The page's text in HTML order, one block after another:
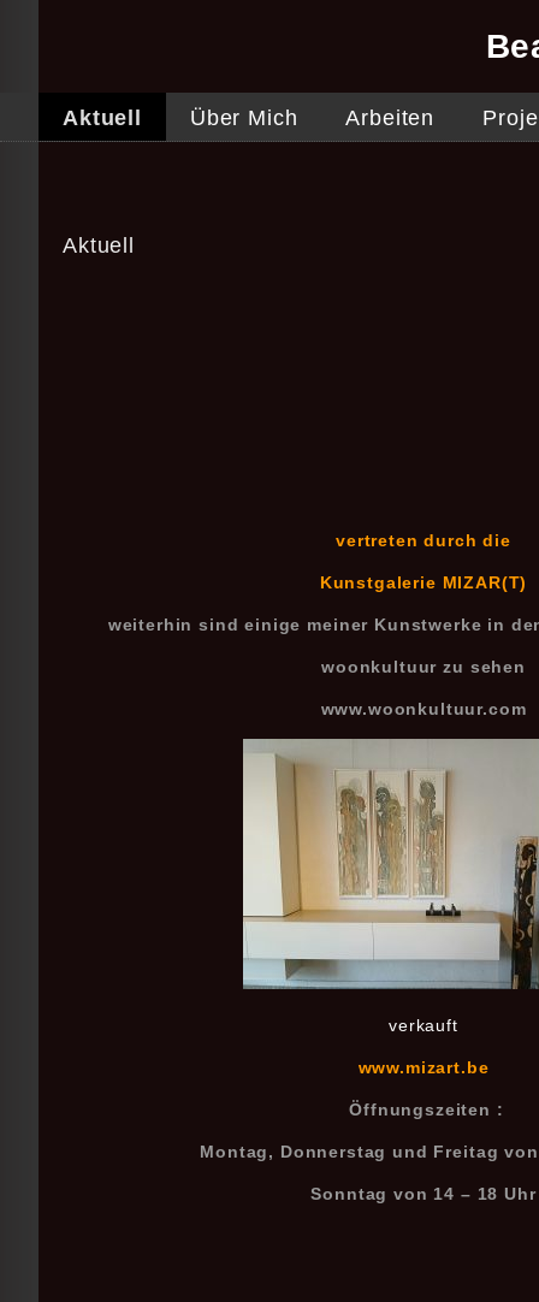
Aktuell Über Mich Arbeiten
Aktuell
vertreten durch die
Kunstgalerie MIZAR(T)
weiterhin sind einige meiner Kunstwerke in
woonkultuur zu sehen
www.woonkultuur.com
verkauft
www.mizart.be
Öffnungszeiten :
Montag, Donnerstag und Freitag
Sonntag von 14 – 18 Uhr